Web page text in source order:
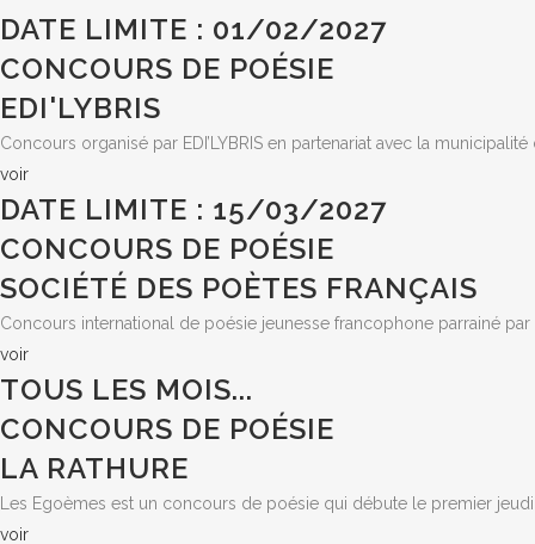
DATE LIMITE : 01/02/2027
CONCOURS DE POÉSIE
EDI'LYBRIS
Concours organisé par EDI’LYBRIS en partenariat avec la municipalité
voir
DATE LIMITE : 15/03/2027
CONCOURS DE POÉSIE
SOCIÉTÉ DES POÈTES FRANÇAIS
Concours international de poésie jeunesse francophone parrainé
voir
TOUS LES MOIS...
CONCOURS DE POÉSIE
LA RATHURE
Les Egoèmes est un concours de poésie qui débute le premier
voir